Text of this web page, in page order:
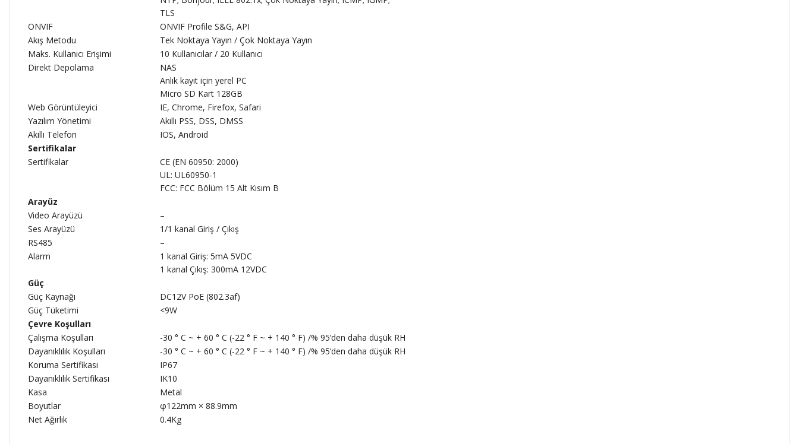
TLS
ONVIF
ONVIF Profile S&G, API
Akış Metodu
Tek Noktaya Yayın / Çok Noktaya Yayın
Maks. Kullanıcı Erişimi
10 Kullanıcılar / 20 Kullanıcı
Direkt Depolama
NAS
Anlık kayıt için yerel PC
Micro SD Kart 128GB
Web Görüntüleyici
IE, Chrome, Firefox, Safari
Yazılım Yönetimi
Akıllı PSS, DSS, DMSS
Akıllı Telefon
IOS, Android
Sertifikalar
Sertifikalar
CE (EN 60950: 2000)
UL: UL60950-1
FCC: FCC Bölüm 15 Alt Kısım B
Arayüz
Video Arayüzü
–
Ses Arayüzü
1/1 kanal Giriş / Çıkış
RS485
–
Alarm
1 kanal Giriş: 5mA 5VDC
1 kanal Çıkış: 300mA 12VDC
Güç
Güç Kaynağı
DC12V PoE (802.3af)
Güç Tüketimi
<9W
Çevre Koşulları
Çalışma Koşulları
-30 ° C ~ + 60 ° C (-22 ° F ~ + 140 ° F) /% 95’den daha düşük RH
Dayanıklılık Koşulları
-30 ° C ~ + 60 ° C (-22 ° F ~ + 140 ° F) /% 95’den daha düşük RH
Koruma Sertifikası
IP67
Dayanıklılık Sertifikası
IK10
Kasa
Metal
Boyutlar
φ122mm × 88.9mm
Net Ağırlık
0.4Kg